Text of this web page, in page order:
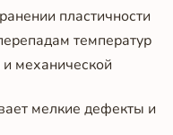
пластичности
температур
механической
мелкие дефекты и